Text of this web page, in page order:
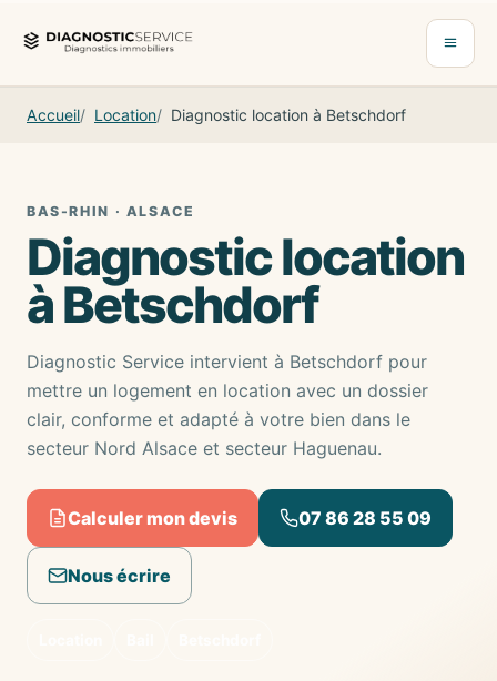
Ouvrir
Accueil Location Diagnostic location à Betschdorf
BAS-RHIN · ALSACE
Diagnostic location
à Betschdorf
Diagnostic Service intervient à Betschdorf pour
mettre un logement en location avec un dossier
clair, conforme et adapté à votre bien dans le
secteur Nord Alsace et secteur Haguenau.
Calculer mon devis 07 86 28 55 09
Nous écrire